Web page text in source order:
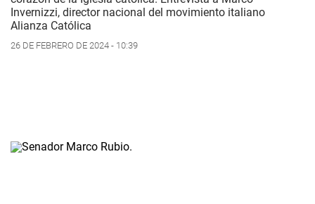
Invernizzi, director nacional del movimiento italiano
Alianza Católica
26 DE FEBRERO DE 2024 - 10:39